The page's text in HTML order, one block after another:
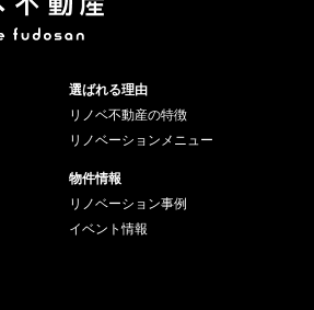
選ばれる理由
リノベ不動産の特徴
リノベーションメニュー
物件情報
リノベーション事例
イベント情報